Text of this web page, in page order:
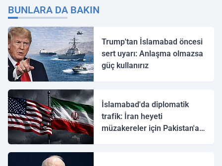
BUNLARA DA BAKIN
Trump'tan İslamabad öncesi
sert uyarı: Anlaşma olmazsa
güç kullanırız
İslamabad'da diplomatik
trafik: İran heyeti
müzakereler için Pakistan'a